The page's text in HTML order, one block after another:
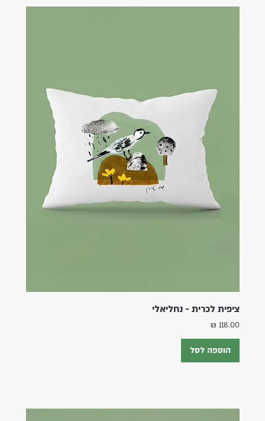
ציפית לכרית - נחליאלי
מחיר
הוספה לסל